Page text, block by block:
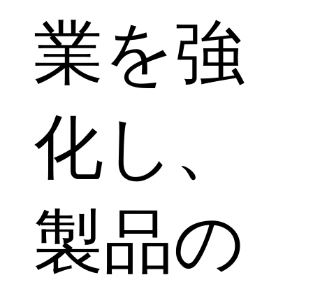
業を強
化し、
製品の